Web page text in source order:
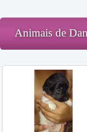
Animais de